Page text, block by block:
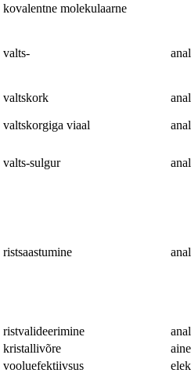
kovalentne molekulaarne
valts-
valtskork
valtskorgiga viaal
valts-sulgur
ristsaastumine
ristvalideerimine
kristallivõre
vooluefektiivsus